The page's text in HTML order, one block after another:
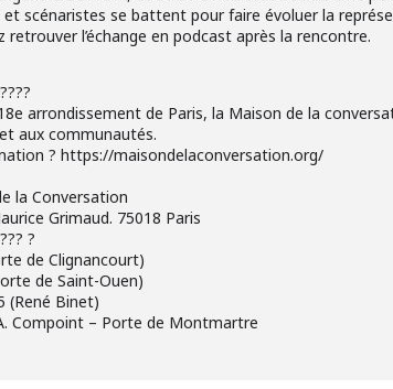
et scénaristes se battent pour faire évoluer la
retrouver l’échange en podcast après la rencontre.
arrondissement de Paris, la Maison de la
aux communautés.
? https://maisondelaconversation.org/
la Conversation
Grimaud. 75018 Paris
?
de Clignancourt)
de Saint-Ouen)
(René Binet)
Compoint – Porte de Montmartre